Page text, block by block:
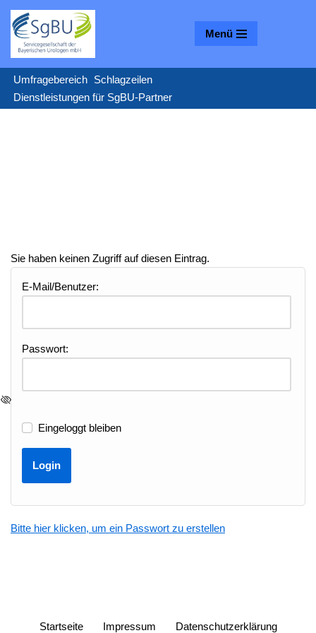
Zum
Inhalt
springen
Menü
Umfragebereich Schlagzeilen
Dienstleistungen für SgBU-Partner
Sie haben keinen Zugriff auf diesen Eintrag.
E-Mail/Benutzer:
Passwort:
Eingeloggt bleiben
Bitte hier klicken, um ein Passwort zu erstellen
Startseite Impressum Datenschutzerklärung